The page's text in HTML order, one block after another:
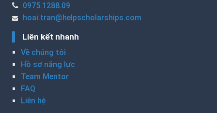
0975.1288.09
hoai.tran@helpscholarships.com
Liên kết nhanh
Về chúng tôi
Hồ sơ năng lực
Team Mentor
FAQ
Liên hệ